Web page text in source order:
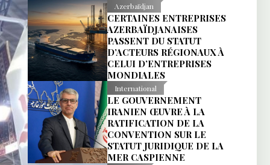
Azerbaïdjan
CERTAINES ENTREPRISES
AZERBAÏDJANAISES
PASSENT DU STATUT
D’ACTEURS RÉGIONAUX À
CELUI D’ENTREPRISES
MONDIALES
International
LE GOUVERNEMENT
IRANIEN ŒUVRE À LA
RATIFICATION DE LA
CONVENTION SUR LE
STATUT JURIDIQUE DE LA
MER CASPIENNE